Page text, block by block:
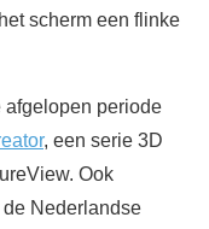
scherm een flinke
afgelopen periode
, een serie 3D
Ook
Nederlandse